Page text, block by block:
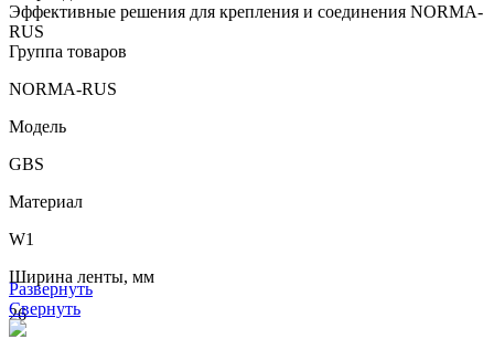
Эффективные решения для крепления и соединения NORMA-
RUS
Группа товаров
NORMA-RUS
Модель
GBS
Материал
W1
Ширина ленты, мм
26
Развернуть
Свернуть